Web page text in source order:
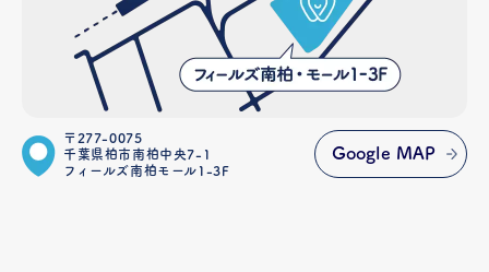
〒277-0075
千葉県柏市南柏中央7-1
フィールズ南柏モール1-3F
Google MAP